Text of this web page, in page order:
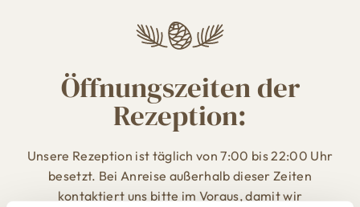
Öffnungszeiten der
Rezeption:
Unsere Rezeption ist täglich von 7:00 bis 22:00 Uhr
besetzt. Bei Anreise außerhalb dieser Zeiten
kontaktiert uns bitte im Voraus, damit wir